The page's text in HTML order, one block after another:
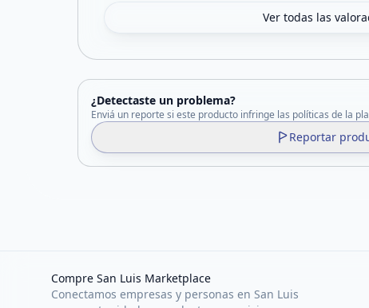
Ver todas las
¿Detectaste un problema?
Enviá un reporte si este producto infringe las políticas de la
Reportar
Compre San Luis Marketplace
Conectamos empresas y personas en San Luis